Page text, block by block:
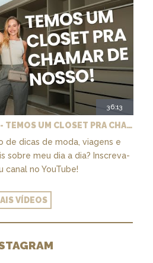
36:13
EP. 6: A SAGA DA CASA - TEMOS UM CLOSET PRA CHAMAR DE NOSSO + MARCENARIA E PAISAGISMO
de dicas de moda, viagens e
sobre meu dia a dia? Inscreva-
canal no YouTube!
VÍDEOS